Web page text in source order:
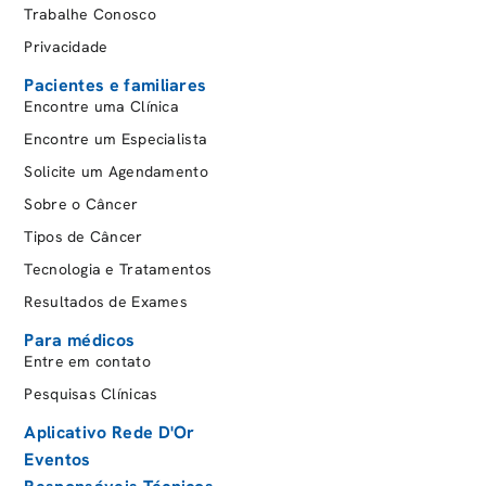
muitos casos, principalmente nas crianças, a
fimose fisiológica se resolve espontaneamente,
sem necessidade de intervenção.
Quando a fimose persiste ou surge depois da
infância, causando desconforto, o tratamento
pode incluir o uso de pomadas com corticóides,
exercícios de retração do prepúcio e, em alguns
casos, cirurgia, que pode envolver a remoção
total (circuncisão) ou parcial do prepúcio. O
acompanhamento médico é fundamental para
prevenir complicações e manter a saúde genital.
A fimose pode estar ligada ao
câncer?
Trabalhe Conosco
Privacidade
Pacientes e familiares
Encontre uma Clínica
Encontre um Especialista
Solicite um Agendamento
Sobre o Câncer
Tipos de Câncer
Tecnologia e Tratamentos
Resultados de Exames
Para médicos
Entre em contato
Pesquisas Clínicas
Aplicativo Rede D'Or
Eventos